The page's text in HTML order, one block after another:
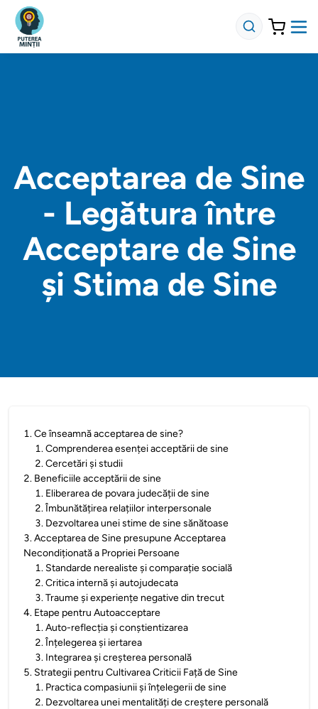
Acceptarea de Sine
- Legătura între
Acceptare de Sine
și Stima de Sine
1.Ce înseamnă acceptarea de sine?
1.Comprenderea esenței acceptării de sine
2.Cercetări și studii
2. Beneficiile acceptării de sine
1. Eliberarea de povara judecății de sine
2.Îmbunătățirea relațiilor interpersonale
3. Dezvoltarea unei stime de sine sănătoase
3.Acceptarea de Sine presupune Acceptarea
Necondiționată a Propriei Persoane
1. Standarde nerealiste și comparație socială
2.Critica internă și autojudecata
3.Traume și experiențe negative din trecut
4. Etape pentru Autoacceptare
1.Auto-reflecția și conștientizarea
2.Înțelegerea și iertarea
3. Integrarea și creșterea personală
5. Strategii pentru Cultivarea Criticii Față de Sine
1. Practica compasiunii și înțelegerii de sine
2. Dezvoltarea unei mentalități de creștere personală